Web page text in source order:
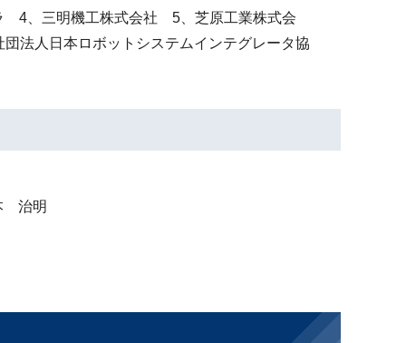
4、三明機工株式会社 5、芝原工業株式会
人日本ロボットシステムインテグレータ協
治明